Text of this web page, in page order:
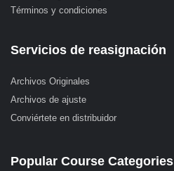
Términos y condiciones
Servicios de reasignación
Archivos Originales
Archivos de ajuste
Conviértete en distribuidor
Popular Course Categories